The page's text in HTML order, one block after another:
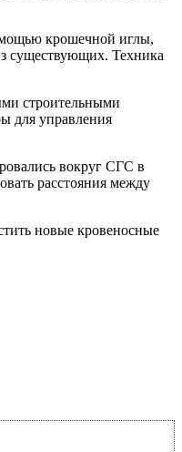
крошечной иглы,
существующих. Техника
строительными
для управления
вокруг СГС в
расстояния между
новые кровеносные